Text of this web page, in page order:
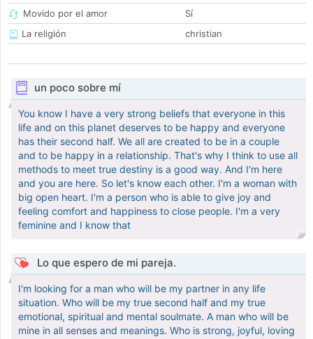
Movido por el amor
Sí
La religión
christian
un poco sobre mí
You know I have a very strong beliefs that everyone in this
life and on this planet deserves to be happy and everyone
has their second half. We all are created to be in a couple
and to be happy in a relationship. That's why I think to use all
methods to meet true destiny is a good way. And I'm here
and you are here. So let's know each other. I'm a woman with
big open heart. I'm a person who is able to give joy and
feeling comfort and happiness to close people. I'm a very
feminine and I know that
Lo que espero de mi pareja.
I'm looking for a man who will be my partner in any life
situation. Who will be my true second half and my true
emotional, spiritual and mental soulmate. A man who will be
mine in all senses and meanings. Who is strong, joyful, loving